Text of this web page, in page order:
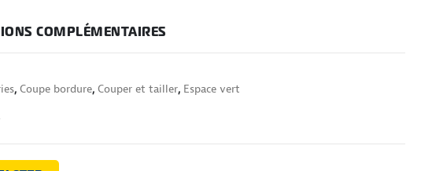
COMPLÉMENTAIRES
, Coupe bordure, Couper et tailler, Espace vert